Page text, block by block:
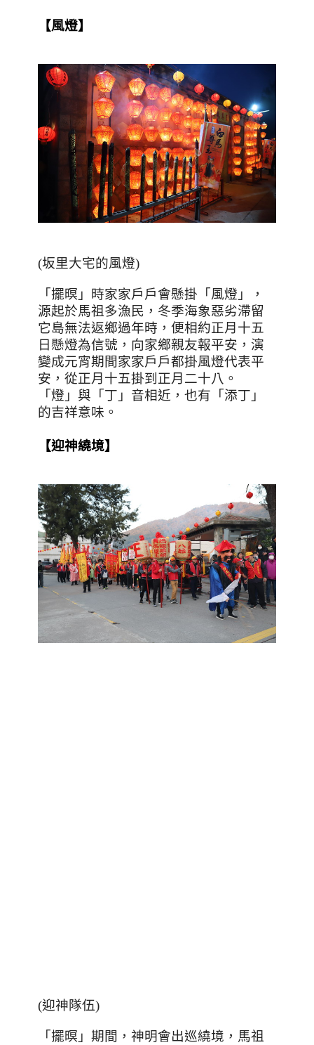
【風燈】
(坂里大宅的風燈)
「擺暝」時家家戶戶會懸掛「風燈」，
源起於馬祖多漁民，冬季海象惡劣滯留
它島無法返鄉過年時，便相約正月十五
日懸燈為信號，向家鄉親友報平安，演
變成元宵期間家家戶戶都掛風燈代表平
安，從正月十五掛到正月二十八。
「燈」與「丁」音相近，也有「添丁」
的吉祥意味。
【迎神繞境】
(迎神隊伍)
「擺暝」期間，神明會出巡繞境，馬祖